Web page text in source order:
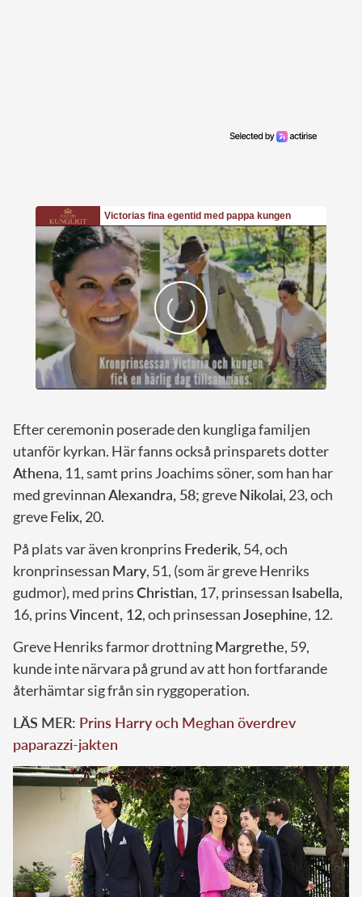
Efter ceremonin poserade den kungliga familjen
utanför kyrkan. Här fanns också prinsparets dotter
Athena, 11, samt prins Joachims söner, som han har
med grevinnanAlexandra, 58; greveNikolai, 23, och
greveFelix, 20.
På plats var även kronprins Frederik, 54, och
kronprinsessan Mary, 51, (som är greve Henriks
gudmor), med prinsChristian, 17, prinsessan Isabella,
16, prinsVincent, 12, och prinsessanJosephine, 12.
Greve Henriks farmor drottningMargrethe, 59,
kunde inte närvara på grund av att hon fortfarande
återhämtar sig från sin ryggoperation.
LÄS MER: Prins Harry och Meghan överdrev
paparazzi-jakten